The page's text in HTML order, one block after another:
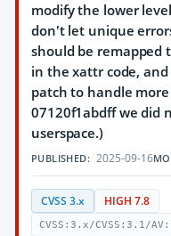
modify the lower
don't let unique
should be remapped
in the xattr code,
patch to handle
07120f1abdff we did
userspace.)
PUBLISHED: 2025-09-16
CVSS 3.x HIGH 7.8
CVSS:3.x/CVSS:3.1/